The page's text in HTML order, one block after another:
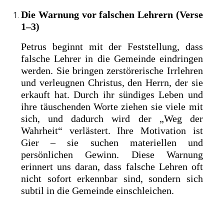
Die Warnung vor falschen Lehrern (Verse
1–3)
Petrus beginnt mit der Feststellung, dass
falsche Lehrer in die Gemeinde eindringen
werden. Sie bringen zerstörerische Irrlehren
und verleugnen Christus, den Herrn, der sie
erkauft hat. Durch ihr sündiges Leben und
ihre täuschenden Worte ziehen sie viele mit
sich, und dadurch wird der „Weg der
Wahrheit“ verlästert. Ihre Motivation ist
Gier – sie suchen materiellen und
persönlichen Gewinn. Diese Warnung
erinnert uns daran, dass falsche Lehren oft
nicht sofort erkennbar sind, sondern sich
subtil in die Gemeinde einschleichen.